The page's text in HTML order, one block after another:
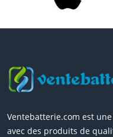
Ventebatterie.com est
avec des produits de